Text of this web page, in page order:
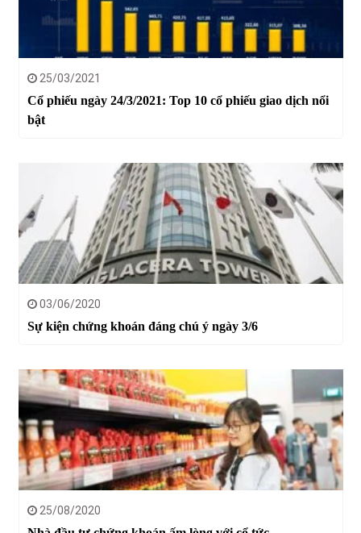
25/03/2021
Cổ phiếu ngày 24/3/2021: Top 10 cổ phiếu giao dịch nổi
bật
03/06/2020
Sự kiện chứng khoán đáng chú ý ngày 3/6
25/08/2020